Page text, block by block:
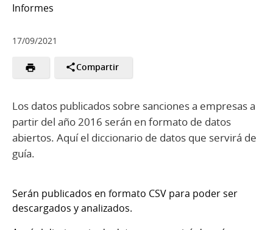
Informes
17/09/2021
Compartir
Los datos publicados sobre sanciones a empresas a
partir del año 2016 serán en formato de datos
abiertos. Aquí el diccionario de datos que servirá de
guía.
Serán publicados en formato CSV para poder ser
descargados y analizados.